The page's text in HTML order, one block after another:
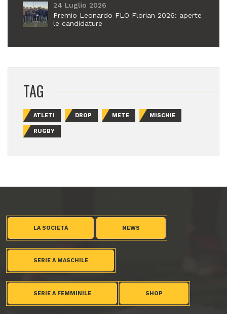
24 Luglio 2026
Premio Leonardo FLO Florian 2026: aperte
le candidature
TAG
ATLETI DROP METE MISCHIE
RUGBY
LA SOCIETÀ NEWS
SERIE A MASCHILE
SERIE A FEMMINILE SHOP